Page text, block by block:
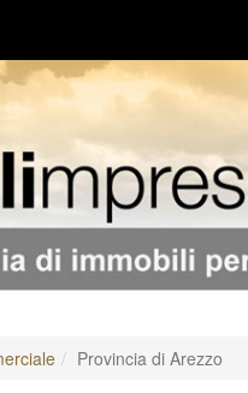
Provincia di Arezzo